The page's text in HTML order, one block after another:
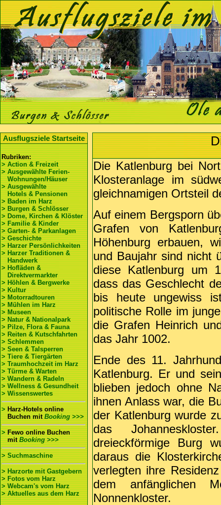
Ausflugsziele Startseite
Rubriken:
> Action & Freizeit
> Ausgewählte Ferien-
Wohnungen/Häuser
> Ausgewählte
Hotels & Pensionen
> Baden im Harz
> Burgen & Schlösser
> Dome, Kirchen & Klöster
> Familie & Kinder
> Garten- & Parkanlagen
> Geschichte
> Harzer Persönlichkeiten
> Harzer Traditionen &
Handwerk
> Hofläden &
Direktvermarkter
> Höhlen & Bergwerke
> Kultur
> Motorradtouren
> Mühlen im Harz
> Museen
> Natur & Nationalpark
> Pilze, Flora & Fauna
> Reiten & Kutschfahrten
> Schlemmen
> Seen & Talsperren
> Tiere & Tiergärten
> Traumhochzeit im Harz
> Türme & Warten
> Wandern & Radeln
> Wellness & Gesundheit
> Wissenswertes
>Harz-Hotels online
Buchen mit Booking >>>
>Fewo online Buchen
mit Booking >>>
> Suchmaschine
> Harzorte mit Gastgebern
> Fotos vom Harz
> Webcam's vom Harz
> Aktuelles aus dem Harz
Die Katlenburg bei
Klosteranlage im
gleichnamigen Ortsteil
Auf einem Bergsporn
Grafen von
Höhenburg erbauen,
und Baujahr sind nicht
diese Katlenburg um
dass das Geschlecht
bis heute ungewiss
politische Rolle im
die Grafen Heinrich
das Jahr 1002.
Ende des 11.
Katlenburg. Er und
blieben jedoch ohne
ihnen Anlass war, die
der Katlenburg wurde
das
dreieckförmige Burg
daraus die
verlegten ihre
dem anfänglichen
Nonnenkloster.